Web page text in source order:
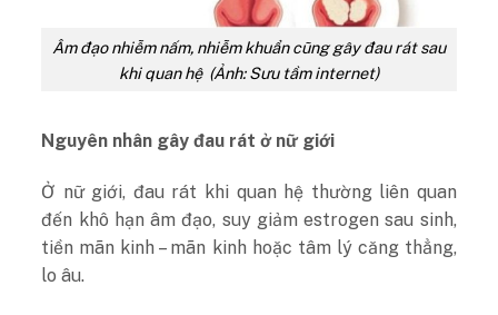
Âm đạo nhiễm nấm, nhiễm khuẩn cũng gây đau rát sau
khi quan hệ (Ảnh: Sưu tầm internet)
Nguyên nhân gây đau rát ở nữ giới
Ở nữ giới, đau rát khi quan hệ thường liên quan
đến khô hạn âm đạo, suy giảm estrogen sau sinh,
tiền mãn kinh – mãn kinh hoặc tâm lý căng thẳng,
lo âu.